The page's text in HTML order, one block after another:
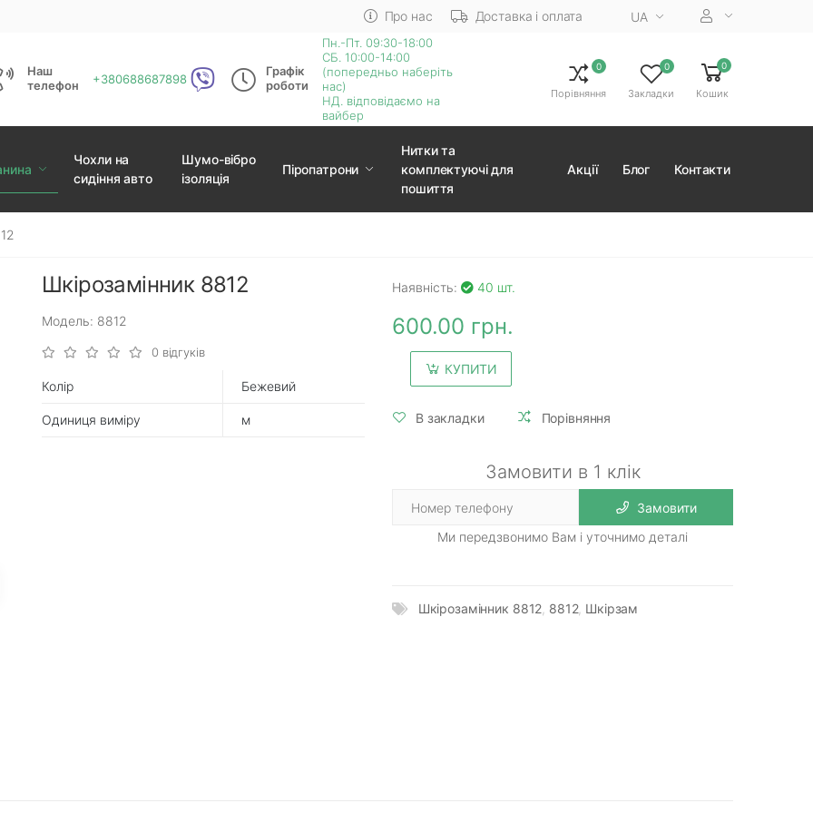
Про нас Доставка і оплата UA
Наш
телефон
+380688687898
Графік
роботи
Пн.-Пт. 09:30-18:00
СБ. 10:00-14:00
(попередньо наберіть
нас)
НД. відповідаємо на
вайбер
0
Порівняння
0
Закладки
0
Кошик
Чохли на
сидіння авто
Шумо-вібро
ізоляція
Піропатрони
Нитки та
комплектуючі для
пошиття
Акції Блог Контакти
Шкірозамінник 8812
Модель: 8812
0 відгуків
Колір Бежевий
Одиниця виміру м
Наявність: 40 шт.
600.00 грн.
КУПИТИ
В закладки Порівняння
Замовити в 1 клік
Замовити
Ми передзвонимо Вам і уточнимо деталі
Шкірозамінник 8812 8812, Шкірзам